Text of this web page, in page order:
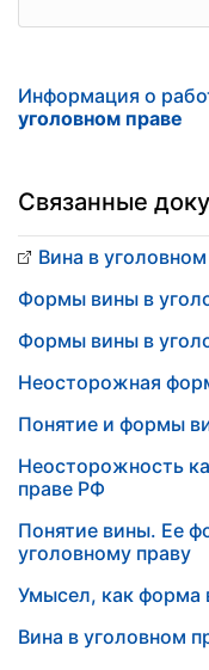
Информация о
уголовном праве
Связанные
Вина в
Формы вины в
Формы вины в
Неосторожная
Понятие и формы
Неосторожность
праве РФ
Понятие вины. Ее
уголовному праву
Умысел, как форма
Вина в уголовном